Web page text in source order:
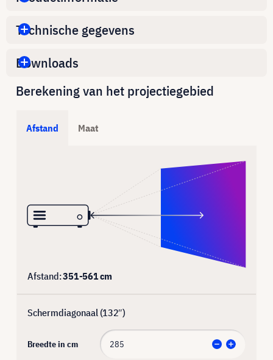
Technische gegevens
Downloads
Berekening van het projectiegebied
Afstand Maat
Afstand:351-561cm
Schermdiagonaal (132″)
Breedte in cm